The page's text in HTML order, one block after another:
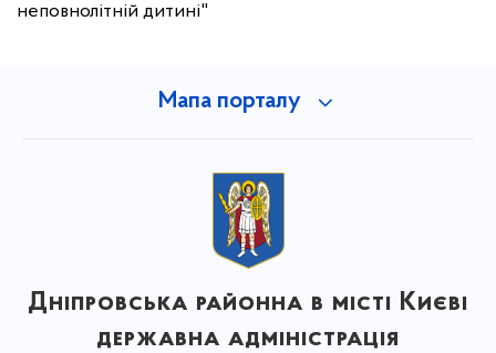
неповнолітній дитині"
Мапа порталу
Дніпровська районна в місті Києві
державна адміністрація